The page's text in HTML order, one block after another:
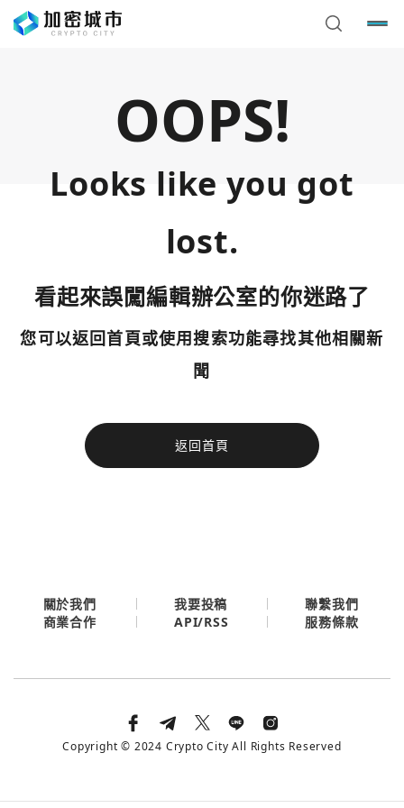
OOPS!
Looks like you got
lost.
看起來誤闖編輯辦公室的你迷路了
您可以返回首頁或使用搜索功能尋找其他相關新
聞
返回首頁
今日熱門
使用以下帳號繼續
您已閒置5分鐘，請點擊關閉按鈕或空白處，即可回到加密
今日熱門
關於我們 我要投稿
聯繫我們
商業合作
API/RSS 服務條款
Copyright © 2024 Crypto City All Rights Reserved